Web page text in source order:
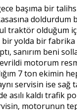
başıma bir
doldurdum
traktör olduğum
yolda bir
sanırım beni
motorum
7 ton ekimin
servisin ise
asılı kaldı trafik
motorunun